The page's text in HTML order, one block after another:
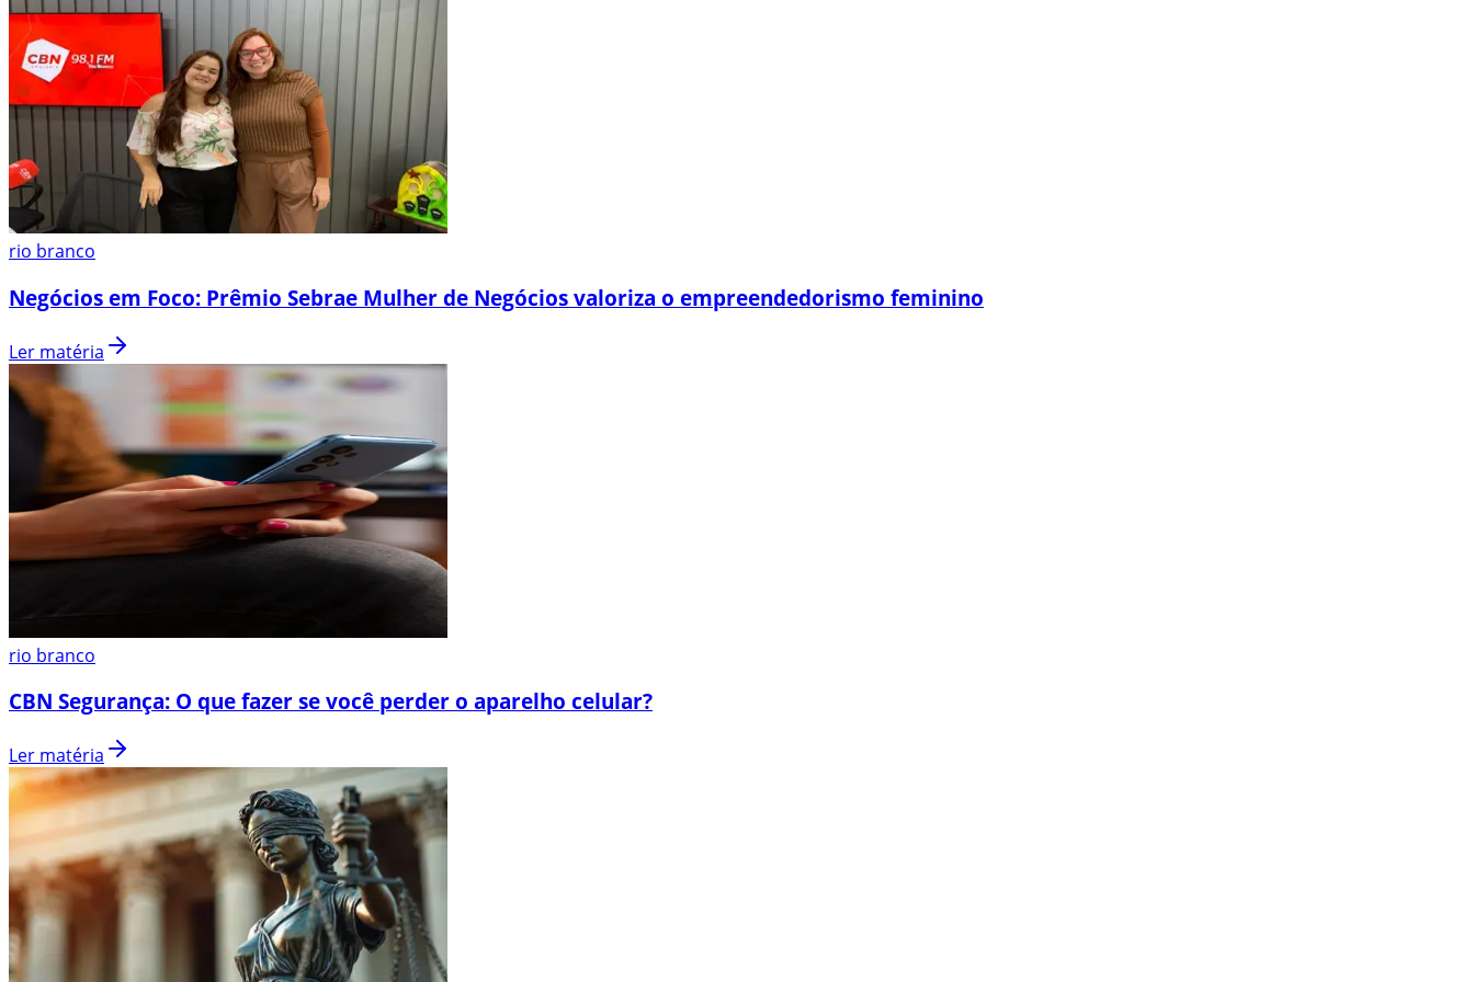
rio branco
Negócios em Foco: Prêmio Sebrae Mulher de Negócios valoriza o empreendedorismo feminino
Ler matéria
rio branco
CBN Segurança: O que fazer se você perder o aparelho celular?
Ler matéria